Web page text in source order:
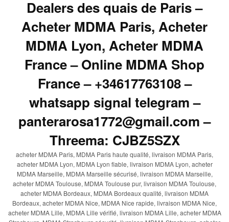
Dealers des quais de Paris –
Acheter MDMA Paris, Acheter
MDMA Lyon, Acheter MDMA
France – Online MDMA Shop
France – +34617763108 –
whatsapp signal telegram –
panterarosa1772@gmail.com –
Threema: CJBZ5SZX
acheter MDMA Paris, MDMA Paris haute qualité, livraison MDMA Paris,
acheter MDMA Lyon, MDMA Lyon fiable, livraison MDMA Lyon, acheter
MDMA Marseille, MDMA Marseille sécurisé, livraison MDMA Marseille,
acheter MDMA Toulouse, MDMA Toulouse pur, livraison MDMA Toulouse,
acheter MDMA Bordeaux, MDMA Bordeaux qualité, livraison MDMA
Bordeaux, acheter MDMA Nice, MDMA Nice rapide, livraison MDMA Nice,
acheter MDMA Lille, MDMA Lille vérifié, livraison MDMA Lille, acheter MDMA